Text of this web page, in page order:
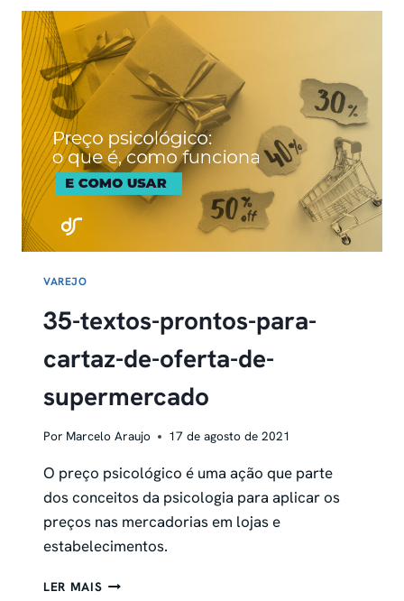
O-
QUE-
VOCE-
PRECISA-
VAREJO
35-textos-prontos-para-
cartaz-de-oferta-de-
supermercado
Por Marcelo Araujo 17 de agosto de 2021
O preço psicológico é uma ação que parte
dos conceitos da psicologia para aplicar os
preços nas mercadorias em lojas e
estabelecimentos.
LER MAIS 35-